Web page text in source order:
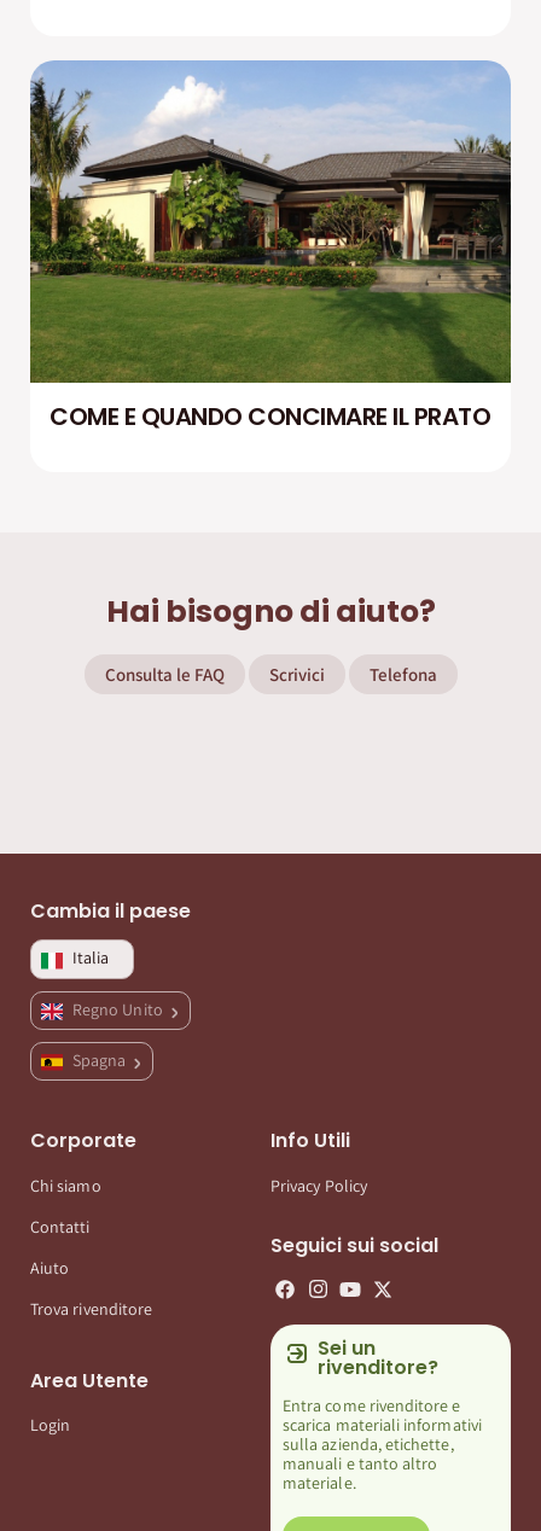
COME E QUANDO CONCIMARE IL PRATO
Hai bisogno di aiuto?
Consulta le FAQ Scrivici Telefona
Cambia il paese
Italia
Regno Unito
Spagna
Corporate
Chi siamo
Contatti
Aiuto
Trova rivenditore
Area Utente
Login
Info Utili
Privacy Policy
Seguici sui social
Sei un
rivenditore?
Entra come rivenditore e
scarica materiali informativi
sulla azienda, etichette,
manuali e tanto altro
materiale.